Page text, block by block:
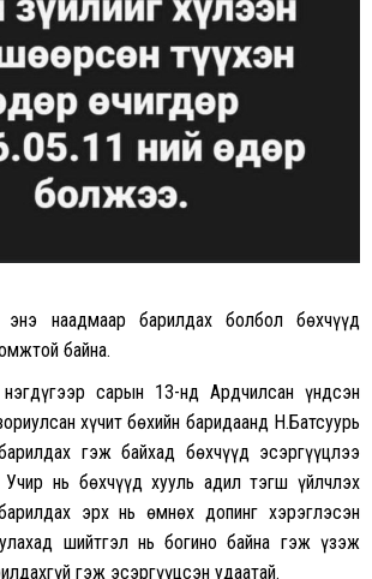
энэ наадмаар барилдах болбол бөхчүүд
байна.
сарын 13-нд Ардчилсан үндсэн
хүчит бөхийн баридаанд Н.Батсуурь
гэж байхад бөхчүүд эсэргүүцлээ
Учир нь бөхчүүд хууль адил тэгш үйлчлэх
эрх нь өмнөх допинг хэрэглэсэн
шийтгэл нь богино байна гэж үзэж
гэж эсэргүүцсэн удаатай.